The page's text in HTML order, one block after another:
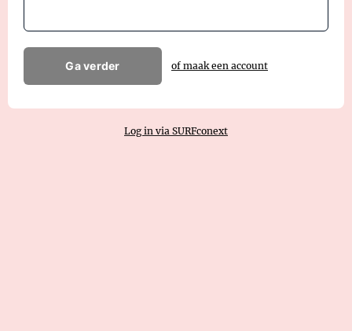
Ga verder of maak een account
Log in via SURFconext